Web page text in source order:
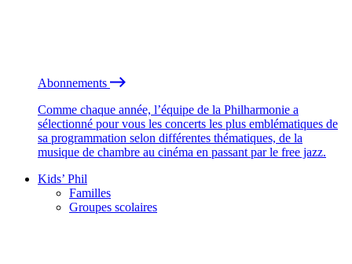
Abonnements
Comme chaque année, l’équipe de la Philharmonie a
sélectionné pour vous les concerts les plus emblématiques de
sa programmation selon différentes thématiques, de la
musique de chambre au cinéma en passant par le free jazz.
Kids’ Phil
Familles
Groupes scolaires